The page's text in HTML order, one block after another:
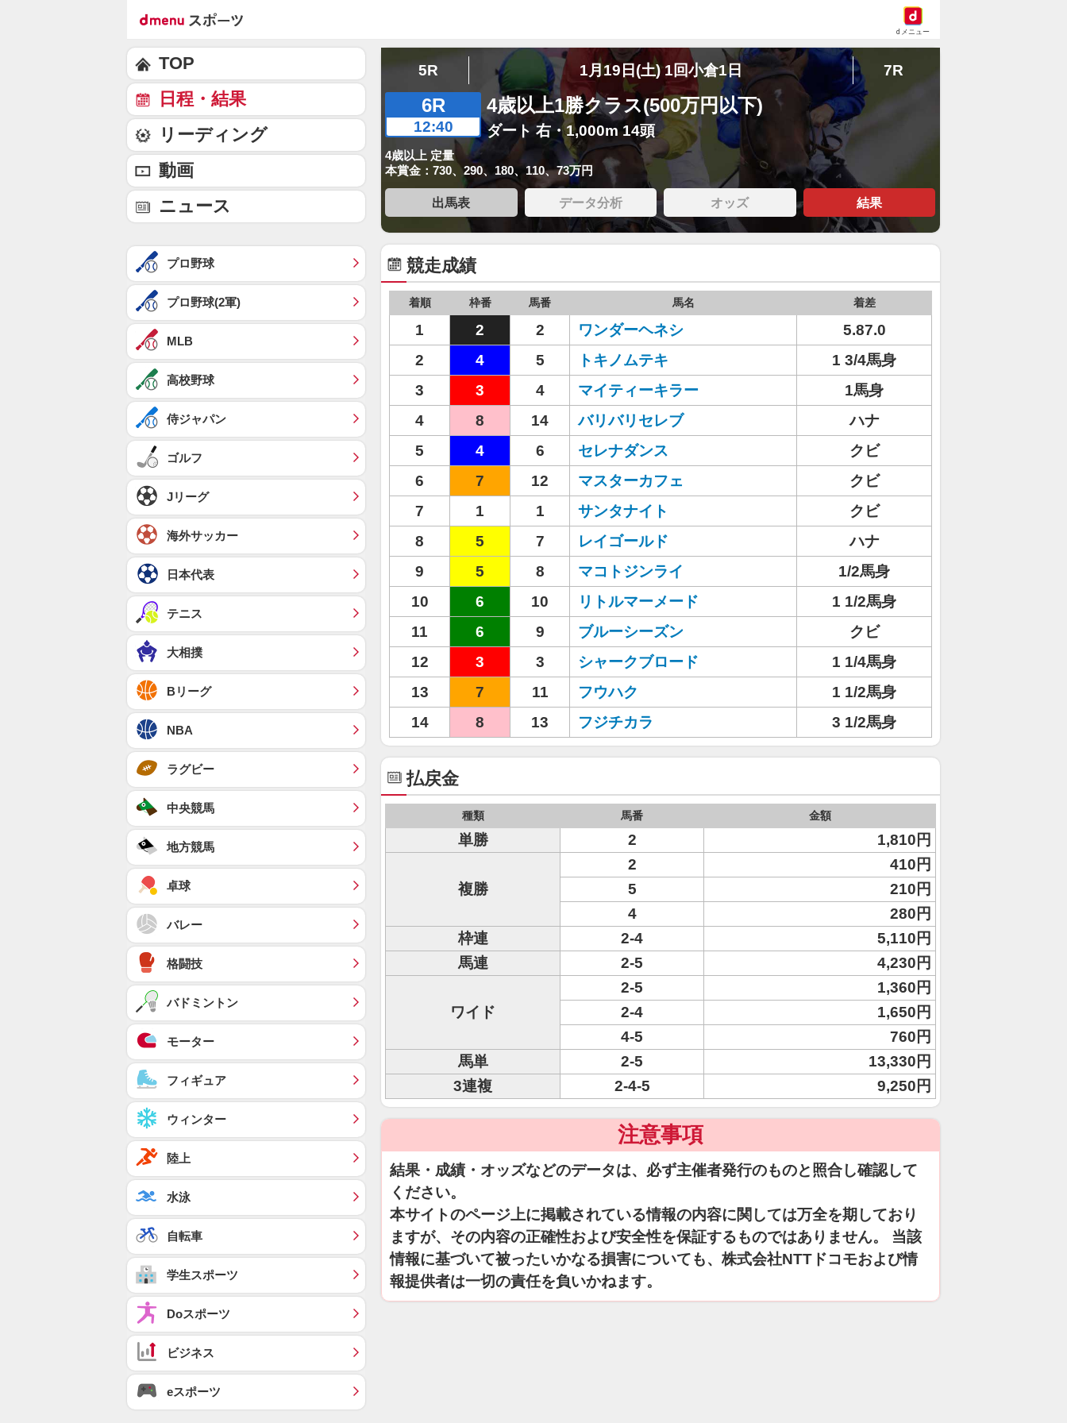
dメニュー
5R 1月19日(土) 1回小倉1日 7R
6R
12:40
4歳以上1勝クラス(500万円以下)
ダート 右・1,000m 14頭
4歳以上 定量
本賞金：730、290、180、110、73万円
出馬表 データ分析 オッズ 結果
競走成績
着順 枠番 馬番 馬名 着差
1 2 2 ワンダーヘネシ
5.87.0
2
4 5 トキノムテキ
1 3/4馬身
3
3 4 マイティーキラー
1馬身
4
8 14 バリバリセレブ
ハナ
5
4 6 セレナダンス
クビ
6
7 12 マスターカフェ
クビ
7
1 1 サンタナイト
クビ
8
5 7 レイゴールド
ハナ
9
5 8 マコトジンライ
1/2馬身
10
6 10 リトルマーメード
1 1/2馬身
11
6 9 ブルーシーズン
クビ
12
3 3 シャークブロード
1 1/4馬身
13
7 11 フウハク
1 1/2馬身
14
8 13 フジチカラ 3 1/2馬身
払戻金
種類 馬番 金額
単勝 2 1,810円
複勝
2
410円
5
210円
4
280円
枠連
2-4
5,110円
馬連
2-5 4,230円
ワイド
2-5
1,360円
2-4
1,650円
4-5
760円
馬単
2-5
13,330円
3連複
2-4-5 9,250円
注意事項
結果・成績・オッズなどのデータは、必ず主催者発行のものと照合し確認して
ください。
本サイトのページ上に掲載されている情報の内容に関しては万全を期しており
ますが、その内容の正確性および安全性を保証するものではありません。 当該
情報に基づいて被ったいかなる損害についても、株式会社NTTドコモおよび情
報提供者は一切の責任を負いかねます。
TOP
日程・結果
リーディング
動画
ニュース
プロ野球
プロ野球(2軍)
MLB
高校野球
侍ジャパン
ゴルフ
Jリーグ
海外サッカー
日本代表
テニス
大相撲
Bリーグ
NBA
ラグビー
中央競馬
地方競馬
卓球
バレー
格闘技
バドミントン
モーター
フィギュア
ウィンター
陸上
水泳
自転車
学生スポーツ
Doスポーツ
ビジネス
eスポーツ